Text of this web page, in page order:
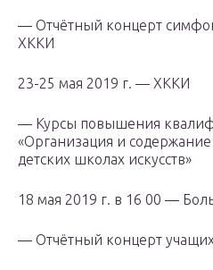
— Отчётный концерт
ХККИ
23-25 мая 2019 г. — ХККИ
— Курсы повышения
«Организация и
детских школах искусств»
18 мая 2019 г. в 16 00 —
— Отчётный концерт